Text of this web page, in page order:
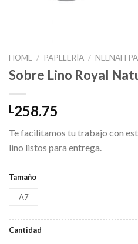
HOME / PAPELERÍA / NEENAH
Sobre Lino Royal
L258.75
Te facilitamos tu trabajo con
lino listos para entrega.
Tamaño
A7
Cantidad